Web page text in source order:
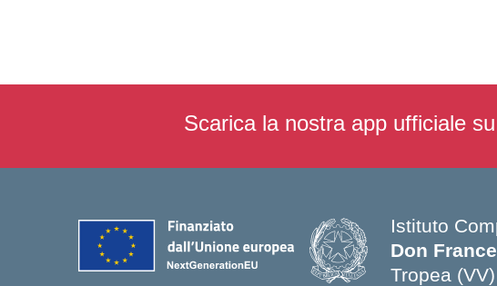
Scarica la nostra app ufficiale
Istituto
Don
Tropea (VV)